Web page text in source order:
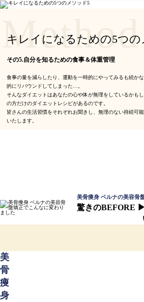
キレイになるための5つの
Method
その5.自分を知るための食事＆体重管理
食事の量を減らしたり、運動を一時的にやってみるも続か
的にリバウンドしてしまった…。
そんなダイエットはあなたの心や体が無理をしているかも
の方だけのダイエットレシピがあるのです。
皆さんの生活習慣をそれぞれお聞きし、無理のない持続可
いたします。
美骨痩身 ベルナの美容骨
驚きのBEFORE
美
骨
痩
身